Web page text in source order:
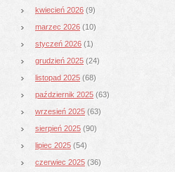
kwiecień 2026 (9)
marzec 2026 (10)
styczeń 2026 (1)
grudzień 2025 (24)
listopad 2025 (68)
październik 2025 (63)
wrzesień 2025 (63)
sierpień 2025 (90)
lipiec 2025 (54)
czerwiec 2025 (36)